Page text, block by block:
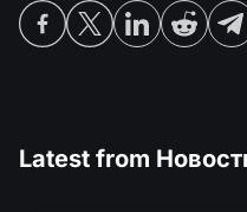
Latest from